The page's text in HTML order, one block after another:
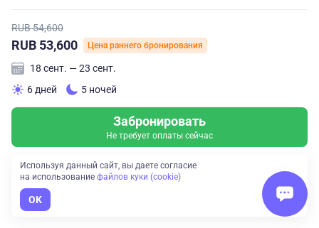
RUB 54,600
RUB 53,600 Цена раннего бронирования
18 сент. — 23 сент.
6 дней
5 ночей
Забронировать
Не требует оплаты сейчас
Используя данный сайт, вы даете согласие
на использование файлов куки (cookie)
OK